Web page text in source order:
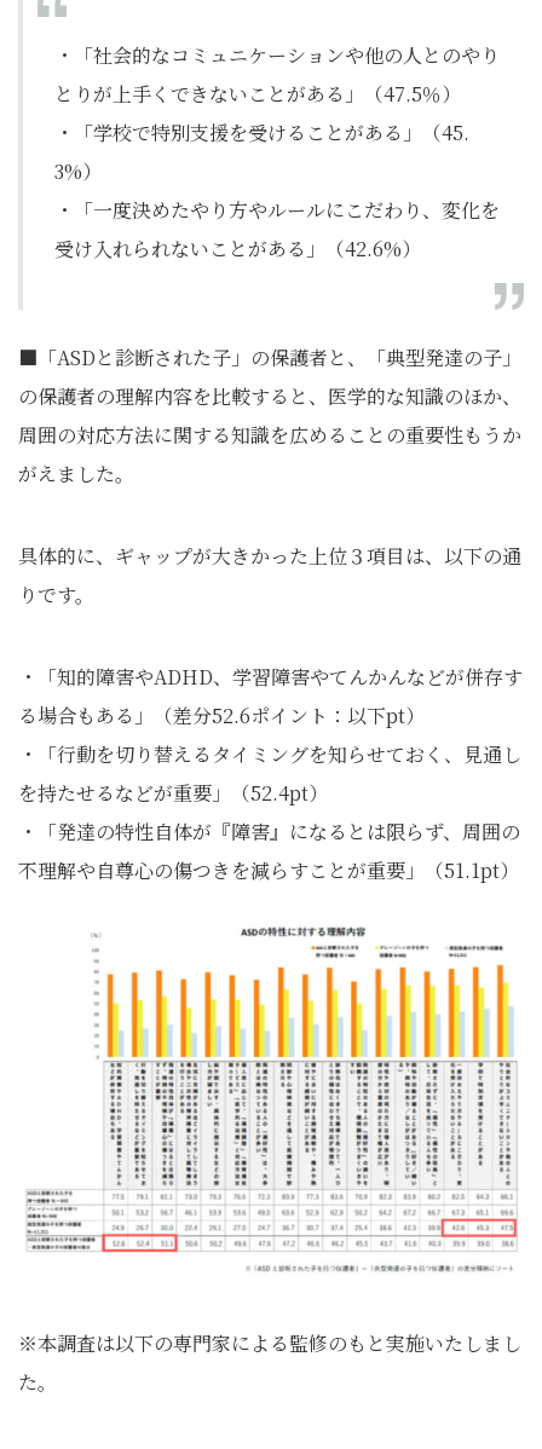
・「社会的なコミュニケーションや他の人とのやり
とりが上手くできないことがある」（47.5％）
・「学校で特別支援を受けることがある」（45.
3%）
・「一度決めたやり方やルールにこだわり、変化を
受け入れられないことがある」（42.6%）
■「ASDと診断された子」の保護者と、「典型発達の子」
の保護者の理解内容を比較すると、医学的な知識のほか、
周囲の対応方法に関する知識を広めることの重要性もうか
がえました。
具体的に、ギャップが大きかった上位３項目は、以下の通
りです。
・「知的障害やADHD、学習障害やてんかんなどが併存す
る場合もある」（差分52.6ポイント：以下pt）
・「行動を切り替えるタイミングを知らせておく、見通し
を持たせるなどが重要」（52.4pt）
・「発達の特性自体が『障害』になるとは限らず、周囲の
不理解や自尊心の傷つきを減らすことが重要」（51.1pt）
※本調査は以下の専門家による監修のもと実施いたしまし
た。